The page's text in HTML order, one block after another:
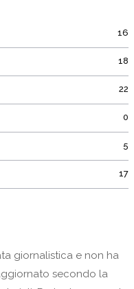
16
18
22
0
5
17
giornalistica e non ha
secondo la